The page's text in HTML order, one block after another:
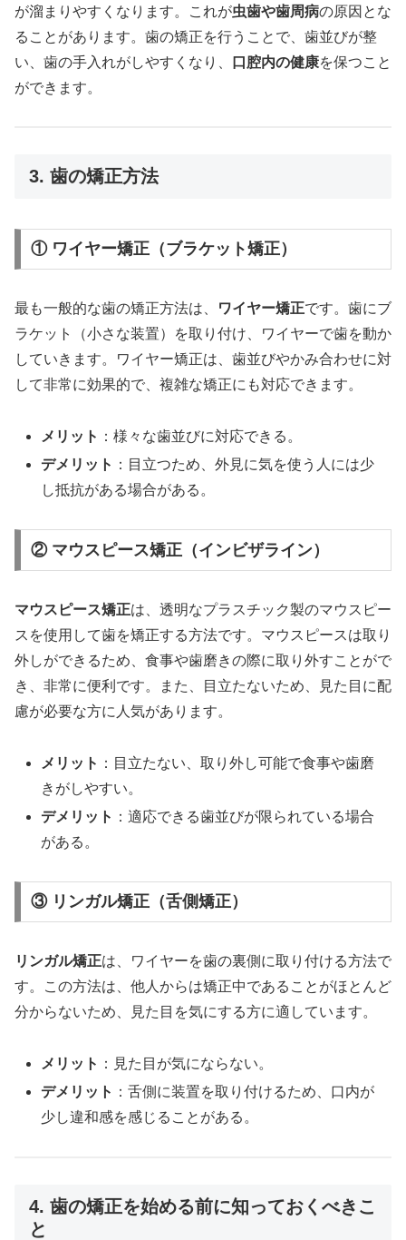
が溜まりやすくなります。これが虫歯や歯周病の原因とな
ることがあります。歯の矯正を行うことで、歯並びが整
い、歯の手入れがしやすくなり、
口腔内の健康を保つこと
ができます。
3. 歯の矯正方法
① ワイヤー矯正（ブラケット矯正）
最も一般的な歯の矯正方法は、 ワイヤー矯正です。歯にブ
ラケット（小さな装置）を取り付け、ワイヤーで歯を動か
していきます。ワイヤー矯正は、歯並びやかみ合わせに対
して非常に効果的で、複雑な矯正にも対応できます。
メリット ：様々な歯並びに対応できる。
デメリット ：目立つため、外見に気を使う人には少
し抵抗がある場合がある。
② マウスピース矯正（インビザライン）
マウスピース矯正は、透明なプラスチック製のマウスピー
スを使用して歯を矯正する方法です。マウスピースは取り
外しができるため、食事や歯磨きの際に取り外すことがで
き、非常に便利です。また、目立たないため、見た目に配
慮が必要な方に人気があります。
メリット ：目立たない、取り外し可能で食事や歯磨
きがしやすい。
デメリット ：適応できる歯並びが限られている場合
がある。
③ リンガル矯正（舌側矯正）
リンガル矯正は、ワイヤーを歯の裏側に取り付ける方法で
す。この方法は、他人からは矯正中であることがほとんど
分からないため、見た目を気にする方に適しています。
メリット ：見た目が気にならない。
デメリット ：舌側に装置を取り付けるため、口内が
少し違和感を感じることがある。
4. 歯の矯正を始める前に知っておくべきこ
と